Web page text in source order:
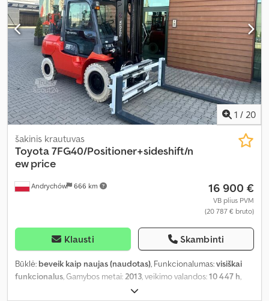
trauki kontrolė, visų varančiųjų ratų pavara,
1 / 20
Andrychów 666 km
šakinis krautuvas
Toyota7FG40/Positioner+sideshift/n
ew price
16 900 €
VB plius PVM
(20 787 € bruto)
Klausti Skambinti
Būklė: beveik kaip naujas (naudotas), Funkcionalumas:visiškai
funkcionalus, Gamybos metai:2013, veikimo valandos:10 447 h,
, kėlimo aukštis: